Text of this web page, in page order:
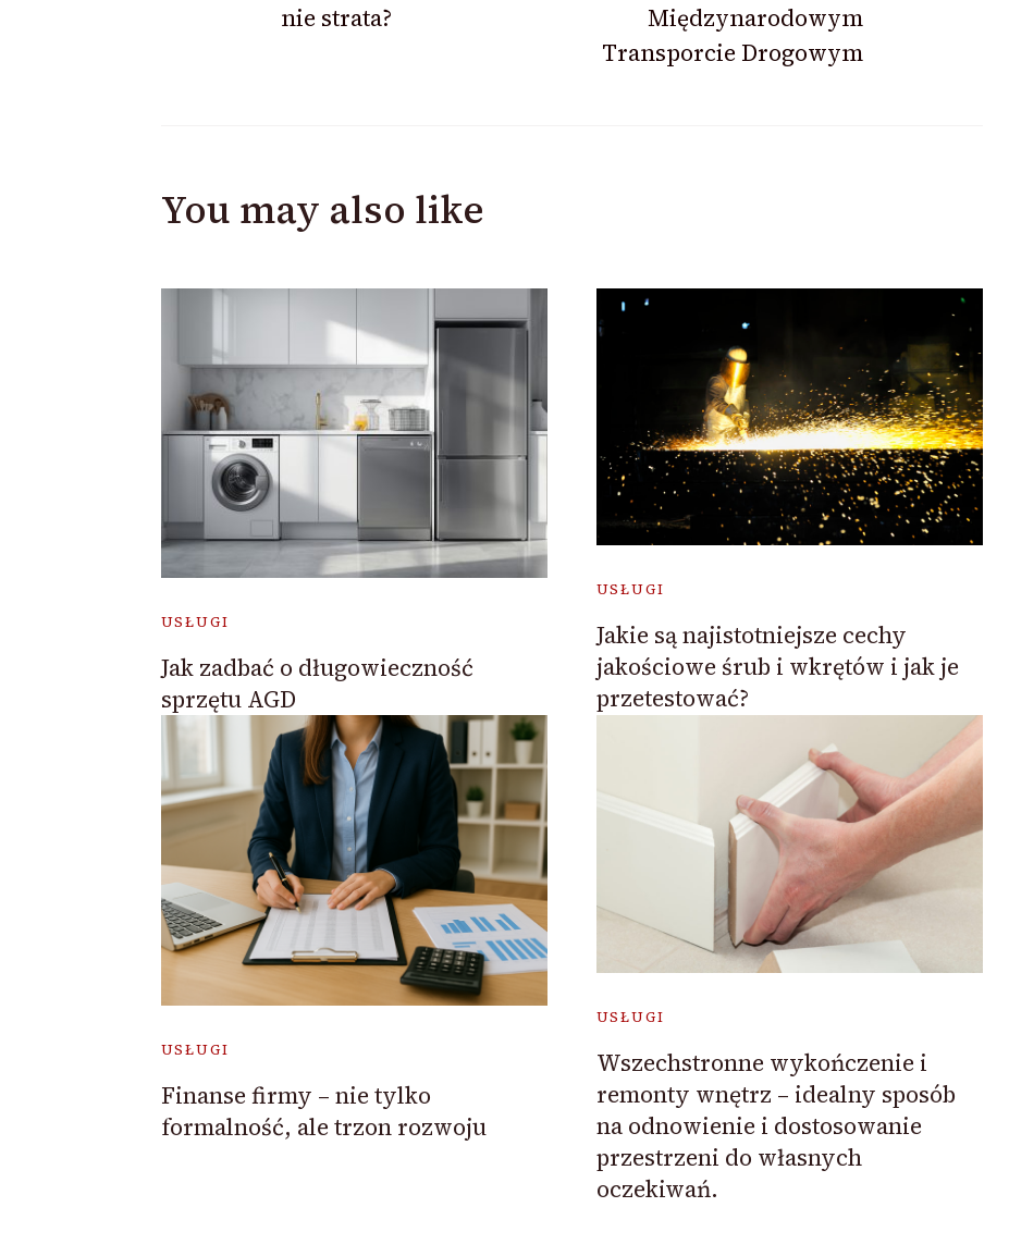
nie strata?
Międzynarodowym
Transporcie Drogowym
You may also like
USŁUGI
Jak zadbać o długowieczność
sprzętu AGD
USŁUGI
Jakie są najistotniejsze cechy
jakościowe śrub i wkrętów i jak je
przetestować?
USŁUGI
Finanse firmy – nie tylko
formalność, ale trzon rozwoju
USŁUGI
Wszechstronne wykończenie i
remonty wnętrz – idealny sposób
na odnowienie i dostosowanie
przestrzeni do własnych
oczekiwań.